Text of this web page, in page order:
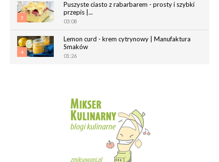
3
Puszyste ciasto z rabarbarem - prosty i szybki
przepis |...
03:08
4
Lemon curd - krem cytrynowy | Manufaktura
Smaków
01:26
Magdalenki | Manufaktura Smaków
01:40